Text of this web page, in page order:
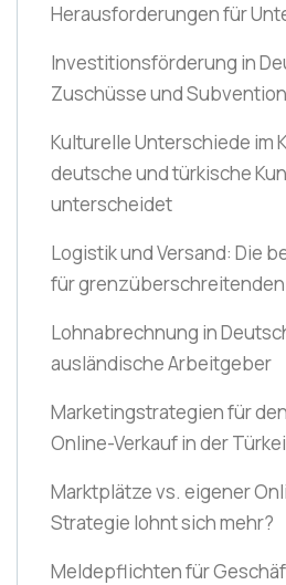
Herausforderungen für
Investitionsförderung in
Zuschüsse und
Kulturelle Unterschiede im
deutsche und türkische
unterscheidet
Logistik und Versand: Die
für grenzüberschreitenden
Lohnabrechnung in
ausländische Arbeitgeber
Marketingstrategien für
Online-Verkauf in der Türkei
Marktplätze vs. eigener
Strategie lohnt sich mehr?
Meldepflichten für